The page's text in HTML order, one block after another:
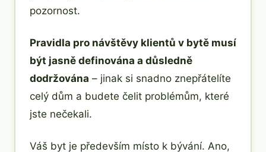
pozornost.
Pravidla pro návštěvy klientů v bytě musí
být jasně definována a důsledně
dodržována – jinak si snadno znepřátelíte
celý dům a budete čelit problémům, které
jste nečekali.
Váš byt je především místo k bývání. Ano,